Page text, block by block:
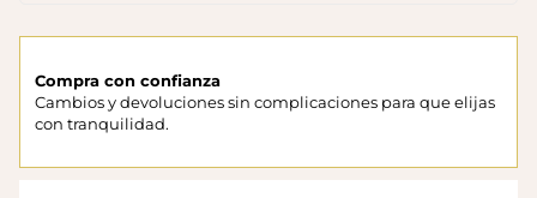
Compra con confianza
Cambios y devoluciones sin complicaciones para que elijas
con tranquilidad.